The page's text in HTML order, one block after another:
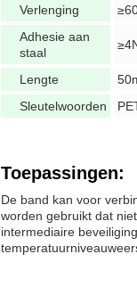
Verlenging
Adhesie aan
staal
Lengte
Sleutelwoorden
Toepassingen:
De band kan voor
worden gebruikt dat
intermediaire